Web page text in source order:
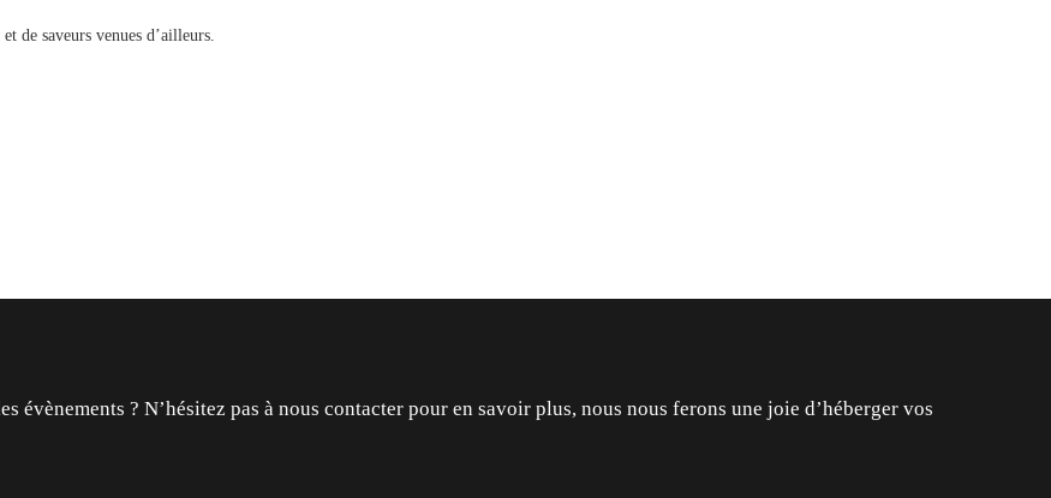
de saveurs venues d’ailleurs.
évènements ? N’hésitez pas à nous contacter pour en savoir plus, nous nous ferons une joie d’héberger vos